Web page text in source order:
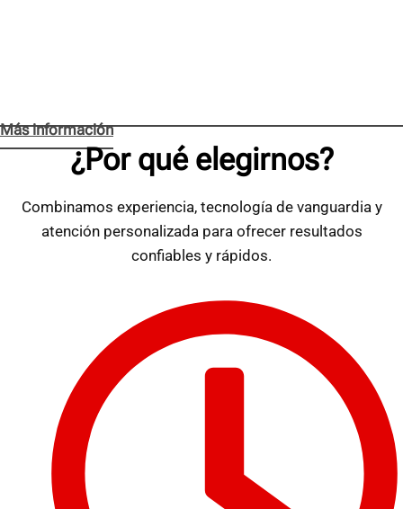
Más información
¿Por qué elegirnos?
Combinamos experiencia, tecnología de vanguardia y
atención personalizada para ofrecer resultados
confiables y rápidos.